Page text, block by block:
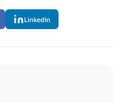
LinkedIn